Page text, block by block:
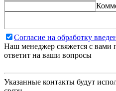
Согласие на обработку
Наш менеджер свяжется с вами
ответит на ваши вопросы
Указанные контакты будут